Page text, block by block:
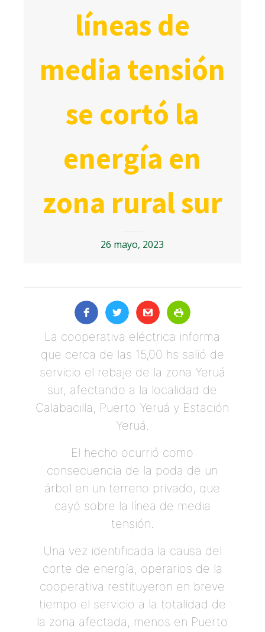
líneas de
media tensión
se cortó la
energía en
zona rural sur
26 mayo, 2023
La cooperativa eléctrica informa
que cerca de las 15,00 hs salió de
servicio el rebaje de la zona Yeruá
sur, afectando a la localidad de
Calabacilla, Puerto Yeruá y Estación
Yeruá.
El hecho ocurrió como
consecuencia de la poda de un
árbol en un terreno privado, que
cayó sobre la línea de media
tensión.
Una vez identificada la causa del
corte de energía, operarios de la
cooperativa restituyeron en breve
tiempo el servicio a la totalidad de
la zona afectada, menos en Puerto